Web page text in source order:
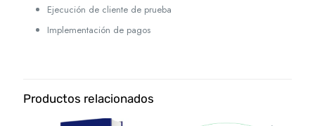
Ejecución de cliente de prueba
Implementación de pagos
Productos relacionados